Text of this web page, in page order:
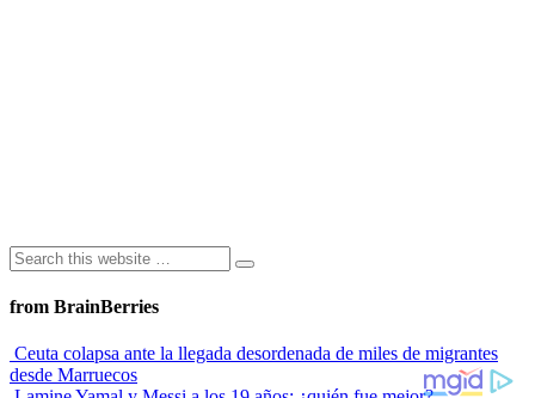
from BrainBerries
Ceuta colapsa ante la llegada desordenada de miles de migrantes
desde Marruecos